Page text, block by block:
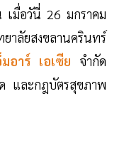
เมื่อวันี่ 26 มกราคม
ยสงขลานครินทร์
มอาร์ เอเซีย จำกัด
และกฎบัตรสุขภาพ